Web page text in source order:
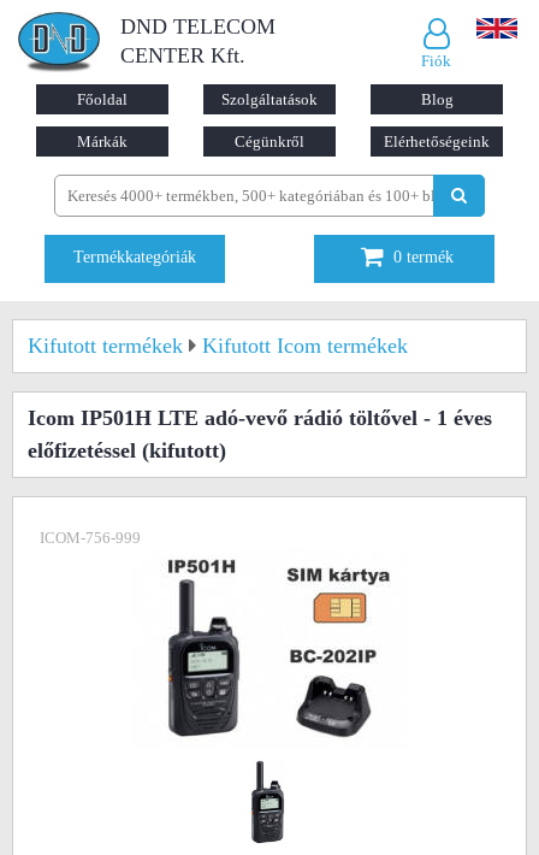
DND TELECOM
CENTER Kft.
Fiók
Főoldal Szolgáltatások Blog
Márkák Cégünkről Elérhetőségeink
Termékkategóriák 0 termék
Kifutott termékek Kifutott Icom termékek
Icom IP501H LTE adó-vevő rádió töltővel - 1 éves
előfizetéssel (kifutott)
ICOM-756-999